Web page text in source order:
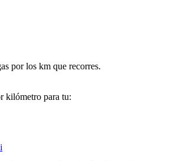
por los km que recorres.
kilómetro para tu: